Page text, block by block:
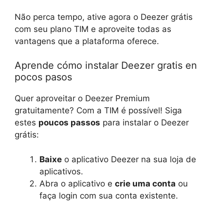
Não perca tempo, ative agora o Deezer grátis
com seu plano TIM e aproveite todas as
vantagens que a plataforma oferece.
Aprende cómo instalar Deezer gratis en
pocos pasos
Quer aproveitar o Deezer Premium
gratuitamente? Com a TIM é possível! Siga
estes poucos passos para instalar o Deezer
grátis:
Baixe o aplicativo Deezer na sua loja de
aplicativos.
Abra o aplicativo e crie uma conta ou
faça login com sua conta existente.